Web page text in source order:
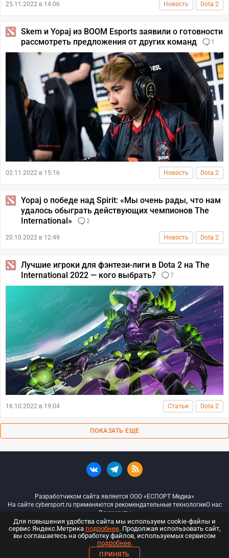
25.11.2022 в 14:06 Новость Dota 2
Skem и Yopaj из BOOM Esports заявили о готовности
рассмотреть предложения от других команд
1
02.11.2022 в 15:16 Новость Dota 2
Yopaj о победе над Spirit: «Мы очень рады, что нам
удалось обыграть действующих чемпионов The
International»
2
20.10.2022 в 12:49 Новость Dota 2
Лучшие игроки для фэнтези-лиги в Dota 2 на The
International 2022 — кого выбрать?
7
16.10.2022 в 19:04 Статья Dota 2
ПОКАЗАТЬ ЕЩЕ
Разработчиком сайта является ООО «ЕСПОРТ Медиа»
На сайте cybersport.ru применяются рекомендательные технологииО нас
Документы
© ООО «Киберспорт.ру» — Все права защищены
18+
Для повышения удобства сайта мы используем cookie-файлы и
сервис Яндекс.Метрика подробнее. Продолжая использовать сайт,
вы соглашаетесь на обработку файлов, используемых сервисом
подробнее.
ПРИНЯТЬ